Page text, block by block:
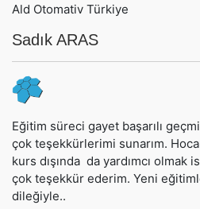
Ald Otomativ Türkiye
Sadık ARAS
Eğitim süreci gayet başarılı
çok teşekkürlerimi sunarım.
kurs dışında da yardımcı olmak
çok teşekkür ederim. Yeni
dileğiyle..